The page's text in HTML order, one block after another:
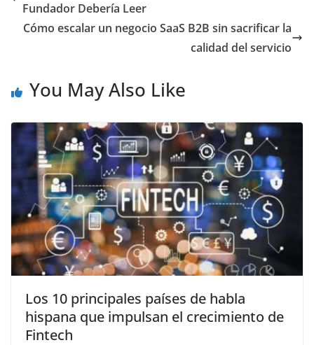
Fundador Debería Leer
Cómo escalar un negocio SaaS B2B sin sacrificar la
calidad del servicio
You May Also Like
Los 10 principales países de habla
hispana que impulsan el crecimiento de
Fintech